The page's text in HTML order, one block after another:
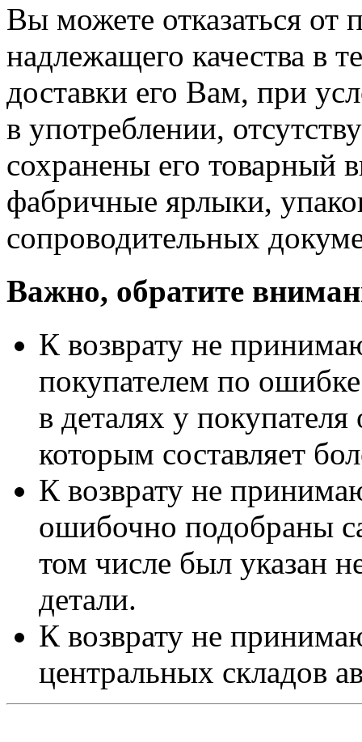
Вы можете отказаться от
надлежащего качества в
доставки его Вам, при
в употреблении,
сохранены его товарный
фабричные ярлыки,
сопроводительных
Важно, обратите
К возврату не
покупателем по
в деталях у
которым составляет
К возврату не
ошибочно подобраны
том числе был указан
детали.
К возврату не
центральных складов